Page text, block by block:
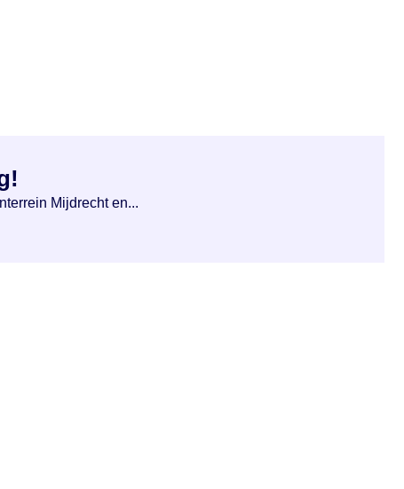
Mijdrecht en...